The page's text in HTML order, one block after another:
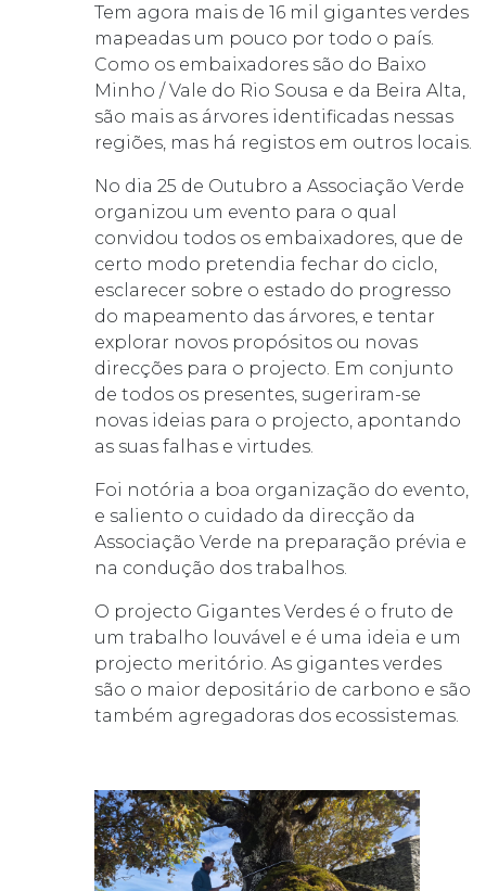
Tem agora mais de 16 mil gigantes verdes
mapeadas um pouco por todo o país.
Como os embaixadores são do Baixo
Minho / Vale do Rio Sousa e da Beira Alta,
são mais as árvores identificadas nessas
regiões, mas há registos em outros locais.
No dia 25 de Outubro a Associação Verde
organizou um evento para o qual
convidou todos os embaixadores, que de
certo modo pretendia fechar do ciclo,
esclarecer sobre o estado do progresso
do mapeamento das árvores, e tentar
explorar novos propósitos ou novas
direcções para o projecto. Em conjunto
de todos os presentes, sugeriram-se
novas ideias para o projecto, apontando
as suas falhas e virtudes.
Foi notória a boa organização do evento,
e saliento o cuidado da direcção da
Associação Verde na preparação prévia e
na condução dos trabalhos.
O projecto Gigantes Verdes é o fruto de
um trabalho louvável e é uma ideia e um
projecto meritório. As gigantes verdes
são o maior depositário de carbono e são
também agregadoras dos ecossistemas.